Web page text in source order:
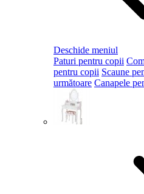
Deschide meniul
Paturi pentru copii
pentru copii Scaune
următoare Canapele